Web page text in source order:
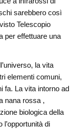
sarebbero così
Telescopio
per effettuare una
la vita
elementi comuni,
fa. La vita intorno ad
nana rossa ,
biologica della
di